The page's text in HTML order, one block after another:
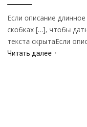
Если описание
скобках […], чтобы
текста скрытаЕсли
Читать далее